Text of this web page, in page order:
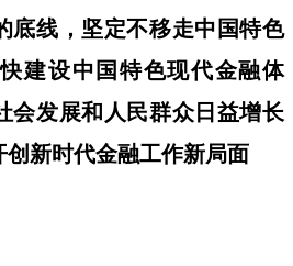
底线，坚定不移走中国特色
建设中国特色现代金融体
会发展和人民群众日益增长
新时代金融工作新局面